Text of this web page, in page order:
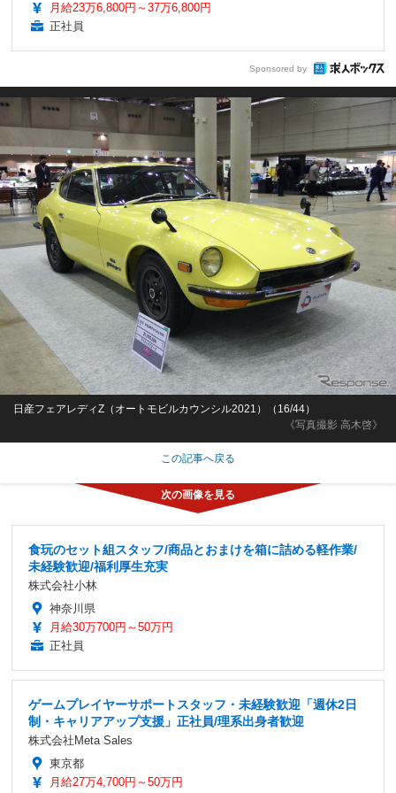
月給23万6,800円～37万6,800円
正社員
Sponsored by
《写真撮影 高木啓》
日産フェアレディZ（オートモビルカウンシル2021）（16/44）
この記事へ戻る
食玩のセット組スタッフ/商品とおまけを箱に詰める軽作業/
未経験歓迎/福利厚生充実
株式会社小林
神奈川県
月給30万700円～50万円
正社員
ゲームプレイヤーサポートスタッフ・未経験歓迎「週休2日
制・キャリアアップ支援」正社員/理系出身者歓迎
株式会社Meta Sales
東京都
月給27万4,700円～50万円